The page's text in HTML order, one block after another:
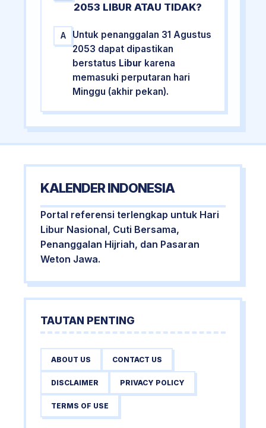
2053 LIBUR ATAU TIDAK?
A
Untuk penanggalan 31 Agustus
2053 dapat dipastikan
berstatus Libur karena
memasuki perputaran hari
Minggu (akhir pekan).
KALENDER INDONESIA
Portal referensi terlengkap untuk Hari
Libur Nasional, Cuti Bersama,
Penanggalan Hijriah, dan Pasaran
Weton Jawa.
TAUTAN PENTING
ABOUT US CONTACT US
DISCLAIMER PRIVACY POLICY
TERMS OF USE